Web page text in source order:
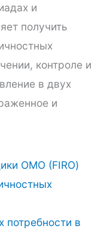
и
получить
контроле и
в двух
и
ОМО (FIRO)
в